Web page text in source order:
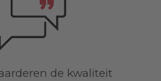
de kwaliteit